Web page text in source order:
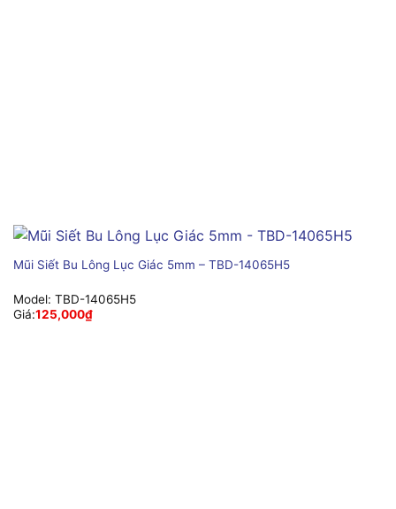
Mũi Siết Bu Lông Lục Giác 5mm – TBD-14065H5
Model: TBD-14065H5
Giá:125,000₫